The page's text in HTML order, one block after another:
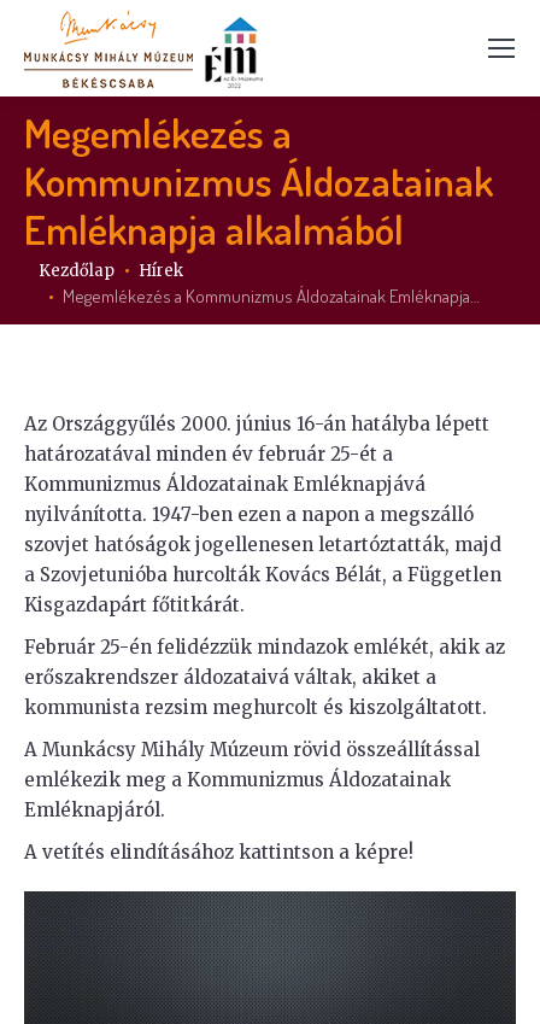
Megemlékezés a
Kommunizmus Áldozatainak
Emléknapja alkalmából
Itt vagy:
Kezdőlap Hírek
Megemlékezés a Kommunizmus Áldozatainak Emléknapja…
Az Országgyűlés 2000. június 16-án hatályba lépett
határozatával minden év február 25-ét a
Kommunizmus Áldozatainak Emléknapjává
nyilvánította. 1947-ben ezen a napon a megszálló
szovjet hatóságok jogellenesen letartóztatták, majd
a Szovjetunióba hurcolták Kovács Bélát, a Független
Kisgazdapárt főtitkárát.
Február 25-én felidézzük mindazok emlékét, akik az
erőszakrendszer áldozataivá váltak, akiket a
kommunista rezsim meghurcolt és kiszolgáltatott.
A Munkácsy Mihály Múzeum rövid összeállítással
emlékezik meg a Kommunizmus Áldozatainak
Emléknapjáról.
A vetítés elindításához kattintson a képre!